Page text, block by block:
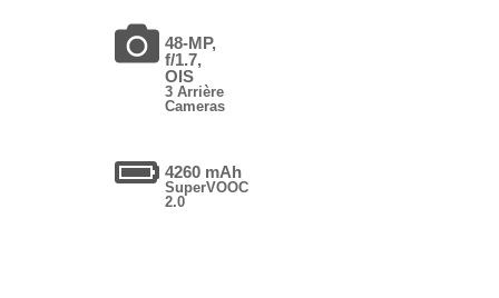
48-MP,
f/1.7,
OIS
3 Arrière
Cameras
4260 mAh
SuperVOOC
2.0